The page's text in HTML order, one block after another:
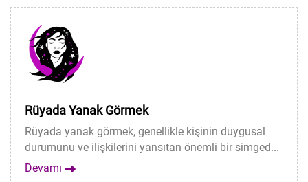
Rüyada Yanak Görmek
Rüyada yanak görmek, genellikle kişinin duygusal
durumunu ve ilişkilerini yansıtan önemli bir simged...
Devamı